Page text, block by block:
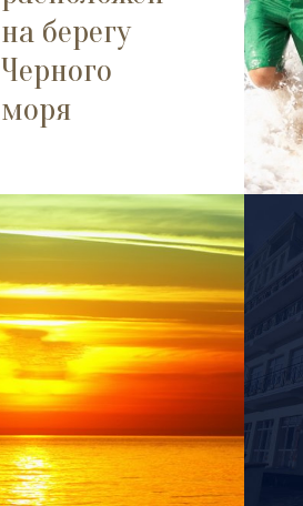
на берегу
Черного
моря